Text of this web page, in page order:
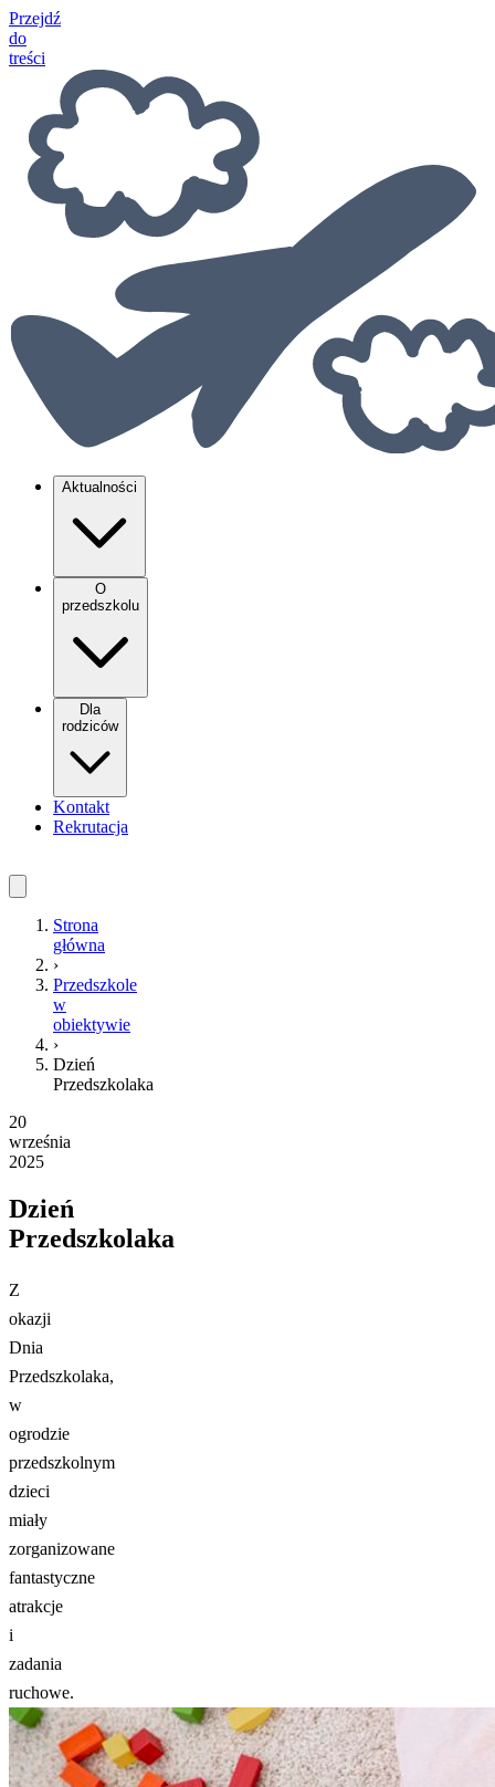
Przejdź
do
treści
Aktualności
O
przedszkolu
Dla
rodziców
Kontakt
Rekrutacja
Strona
główna
›
Przedszkole
w
obiektywie
›
Dzień
Przedszkolaka
20
września
2025
Dzień
Przedszkolaka
Z
okazji
Dnia
Przedszkolaka,
w
ogrodzie
przedszkolnym
dzieci
miały
zorganizowane
fantastyczne
atrakcje
i
zadania
ruchowe.